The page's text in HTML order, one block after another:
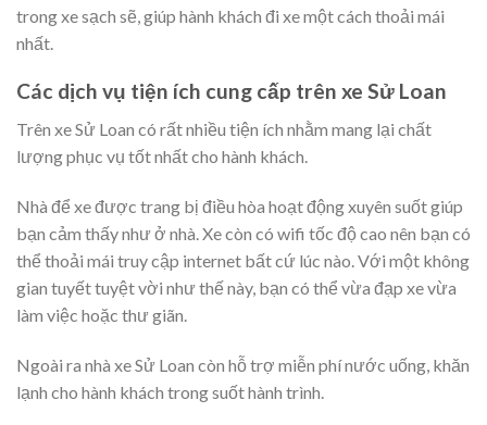
trong xe sạch sẽ, giúp hành khách đi xe một cách thoải mái
nhất.
Các dịch vụ tiện ích cung cấp trên xe Sử Loan
Trên xe Sử Loan có rất nhiều tiện ích nhằm mang lại chất
lượng phục vụ tốt nhất cho hành khách.
Nhà để xe được trang bị điều hòa hoạt động xuyên suốt giúp
bạn cảm thấy như ở nhà. Xe còn có wifi tốc độ cao nên bạn có
thể thoải mái truy cập internet bất cứ lúc nào. Với một không
gian tuyết tuyệt vời như thế này, bạn có thể vừa đạp xe vừa
làm việc hoặc thư giãn.
Ngoài ra nhà xe Sử Loan còn hỗ trợ miễn phí nước uống, khăn
lạnh cho hành khách trong suốt hành trình.